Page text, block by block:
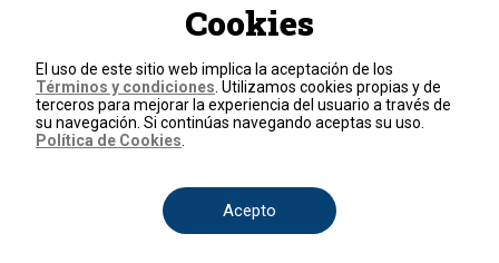
Política de cookies
Términos y condiciones
© 2026, RCN Medios.
Todos los derechos reservados.
Cookies
El uso de este sitio web implica la aceptación de los
Términos y condiciones . Utilizamos cookies propias y de
terceros para mejorar la experiencia del usuario a través de
su navegación. Si continúas navegando aceptas su uso.
Política de Cookies
Acepto